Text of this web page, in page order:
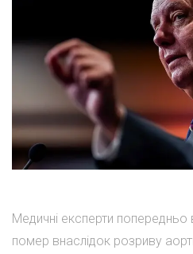
Медичні експерти попередньо
помер внаслідок розриву